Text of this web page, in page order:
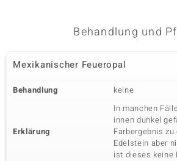
Behandlung und
Mexikanischer Feueropal
Behandlung keine
Erklärung
In manchen
innen dunkel
Farbergebnis
Edelstein aber
ist dieses keine